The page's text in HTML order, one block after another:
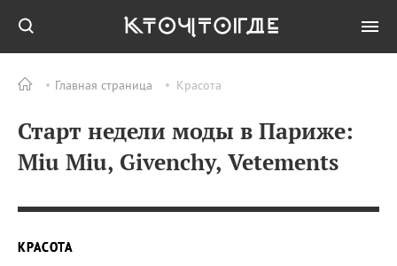
Главная страница Красота
Старт недели моды в Париже:
Miu Miu, Givenchy, Vetements
КРАСОТА